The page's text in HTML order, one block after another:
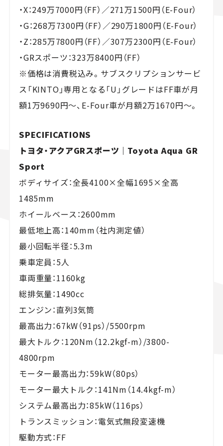
・X：249万7000円（FF）／271万1500円（E-Four）
・G：268万7300円（FF）／290万1800円（E-Four）
・Z：285万7800円（FF）／307万2300円（E-Four）
・GRスポーツ：323万8400円（FF）
※価格は消費税込み。サブスクリプションサービ
ス「KINTO」専用となる「U」グレードはFF車が月
額1万9690円〜、E-Four車が月額2万1670円〜。
SPECIFICATIONS
トヨタ・アクアGRスポーツ｜Toyota Aqua GR
Sport
ボディサイズ：全長4100×全幅1695×全高
1485mm
ホイールベース：2600mm
最低地上高：140mm（社内測定値）
最小回転半径：5.3m
乗車定員：5人
車両重量：1160kg
総排気量：1490cc
エンジン：直列3気筒
最高出力：67kW（91ps）/5500rpm
最大トルク：120Nm（12.2kgf-m）/3800-
4800rpm
モーター最高出力：59kW（80ps）
モーター最大トルク：141Nm（14.4kgf-m）
システム最高出力：85kW（116ps）
トランスミッション：電気式無段変速機
駆動方式：FF